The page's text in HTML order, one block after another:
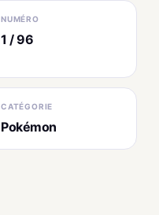
NUMÉRO
1 / 96
CATÉGORIE
Pokémon